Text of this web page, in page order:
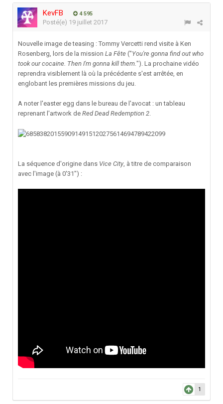
KevFB 4 595
Posté(e) 19 juillet 2017
Nouvelle image de teasing : Tommy Vercetti rend visite à Ken
Rosenberg, lors de la mission La Fête ("You're gonna find out who
took our cocaine. Then I'm gonna kill them."). La prochaine vidéo
reprendra visiblement là où la précédente s'est arrêtée, en
englobant les premières missions du jeu.
A noter l'easter egg dans le bureau de l'avocat : un tableau
reprenant l'artwork de Red Dead Redemption 2.
La séquence d'origine dans Vice City , à titre de comparaison
avec l'image (à 0'31") :
1